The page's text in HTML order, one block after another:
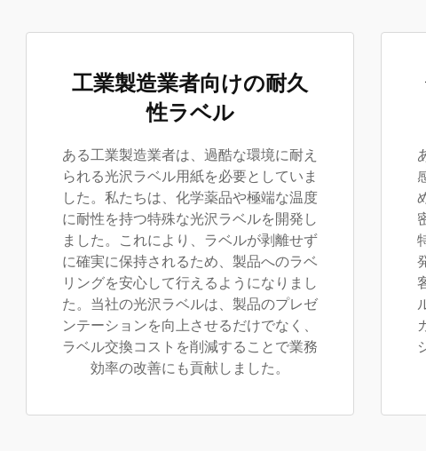
工業製造業者向けの耐久
性ラベル
ある工業製造業者は、過酷な環境に耐え
られる光沢ラベル用紙を必要としていま
した。私たちは、化学薬品や極端な温度
に耐性を持つ特殊な光沢ラベルを開発し
ました。これにより、ラベルが剥離せず
に確実に保持されるため、製品へのラベ
リングを安心して行えるようになりまし
た。当社の光沢ラベルは、製品のプレゼ
ンテーションを向上させるだけでなく、
ラベル交換コストを削減することで業務
効率の改善にも貢献しました。